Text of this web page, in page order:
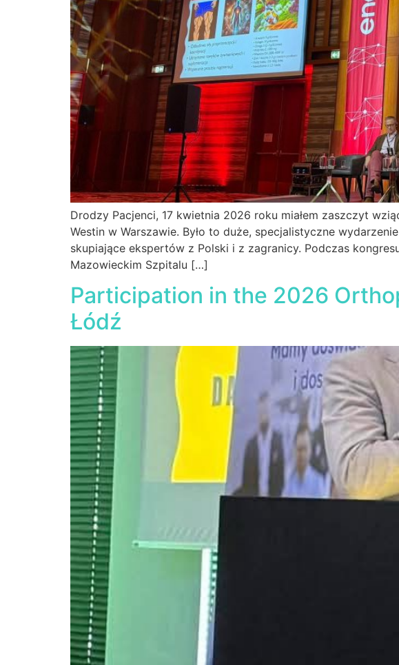
Drodzy Pacjenci, 17 kwietnia 2026 roku miałem zaszczyt
Westin w Warszawie. Było to duże, specjalistyczne
skupiające ekspertów z Polski i z zagranicy. Podczas
Mazowieckim Szpitalu […]
Participation in the 2026
Łódź